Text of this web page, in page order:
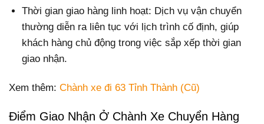
Thời gian giao hàng linh hoạt: Dịch vụ vận chuyển
thường diễn ra liên tục với lịch trình cố định, giúp
khách hàng chủ động trong việc sắp xếp thời gian
giao nhận.
Xem thêm: Chành xe đi 63 Tỉnh Thành (Cũ)
Điểm Giao Nhận Ở Chành Xe Chuyển Hàng